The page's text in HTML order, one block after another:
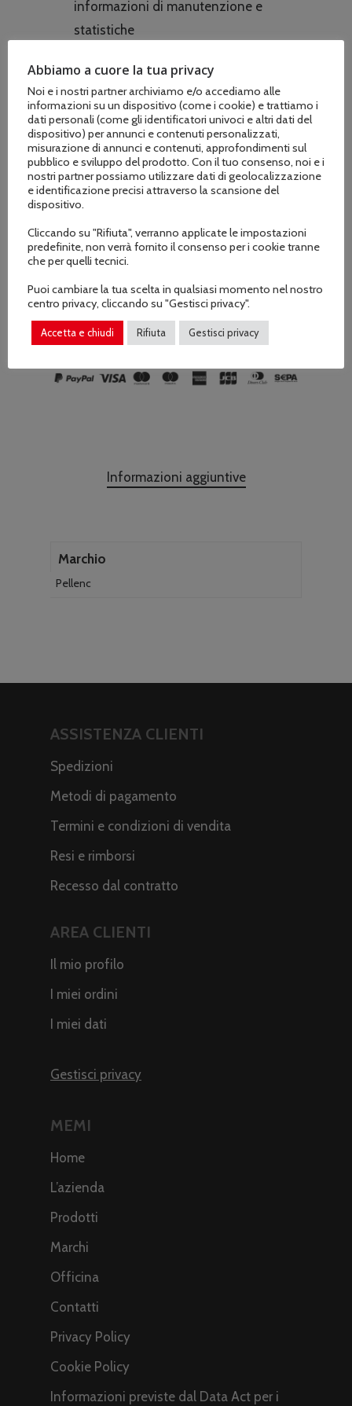
informazioni di manutenzione e
statistiche
France – massima qualità dalla
fabbrica principale di Pertuis
Caricabatteria nomade e portabobina
80 mt compresi
COD: 57353
Informazioni aggiuntive
Marchio
Pellenc
ASSISTENZA CLIENTI
Spedizioni
Metodi di pagamento
Termini e condizioni di vendita
Resi e rimborsi
Recesso dal contratto
AREA CLIENTI
Il mio profilo
I miei ordini
I miei dati
Gestisci privacy
MEMI
Home
L’azienda
Prodotti
Marchi
Officina
Contatti
Privacy Policy
Cookie Policy
Informazioni previste dal Data Act per i
Abbiamo a cuore la tua privacy
Noi e i nostri partner archiviamo e/o accediamo alle
informazioni su un dispositivo (come i cookie) e trattiamo i
dati personali (come gli identificatori univoci e altri dati del
dispositivo) per annunci e contenuti personalizzati,
misurazione di annunci e contenuti, approfondimenti sul
pubblico e sviluppo del prodotto. Con il tuo consenso, noi e i
nostri partner possiamo utilizzare dati di geolocalizzazione
e identificazione precisi attraverso la scansione del
dispositivo.
Cliccando su "Rifiuta", verranno applicate le impostazioni
predefinite, non verrà fornito il consenso per i cookie tranne
che per quelli tecnici.
Puoi cambiare la tua scelta in qualsiasi momento nel nostro
centro privacy, cliccando su "Gestisci privacy".
Accetta e chiudi Rifiuta Gestisci privacy